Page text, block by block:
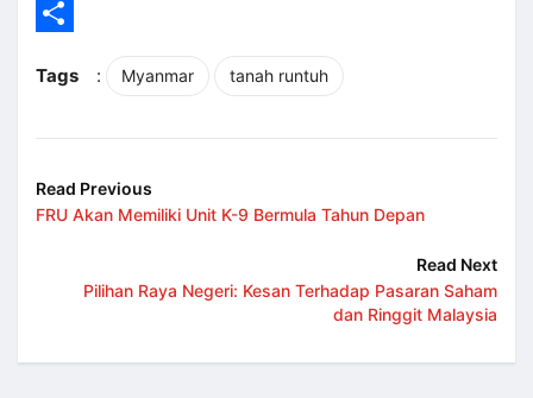
LinkedIn
Tags
: Myanmar tanah runtuh
Read Previous
FRU Akan Memiliki Unit K-9 Bermula Tahun Depan
Read Next
Pilihan Raya Negeri: Kesan Terhadap Pasaran Saham
dan Ringgit Malaysia